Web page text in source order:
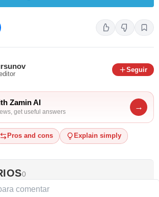
Seguir
Zamin AI
get useful answers
→
Pros and cons Explain simply
0